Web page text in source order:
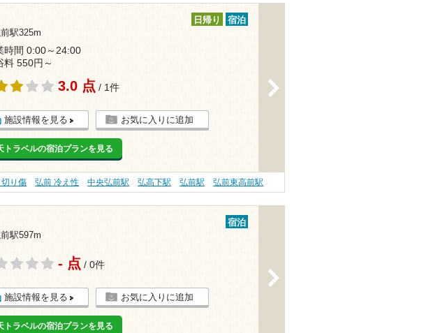
駅325m
日帰り 宿泊
時間 0:00～24:00
料 550円～
3.0 点 / 1件
施設情報を見る お気に入りに追加
トラベルの宿泊プランを見る
り傷 弘前 冷え性 中央弘前駅 弘高下駅 弘前駅 弘前東高前駅
駅597m
宿泊
- 点 / 0件
施設情報を見る お気に入りに追加
トラベルの宿泊プランを見る